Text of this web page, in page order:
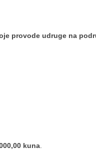
provode udruge na
kuna